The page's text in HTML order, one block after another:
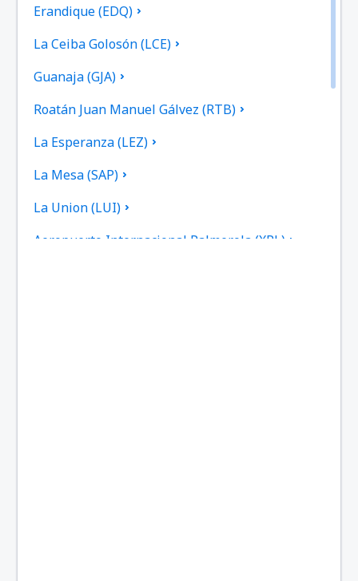
Erandique (EDQ)
La Ceiba Golosón (LCE)
Guanaja (GJA)
Roatán Juan Manuel Gálvez (RTB)
La Esperanza (LEZ)
La Mesa (SAP)
La Union (LUI)
Aeropuerto Internacional Palmerola (XPL)